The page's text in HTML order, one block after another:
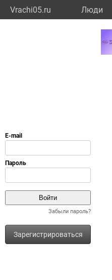
Vrachi05.ru Люди
Забыли пароль?
Зарегистрироваться